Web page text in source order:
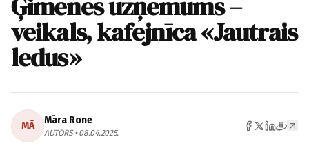
veikals, kafejnīca «Jautrais
ledus»
MĀ Māra Rone
AUTORS • 08.04.2025.